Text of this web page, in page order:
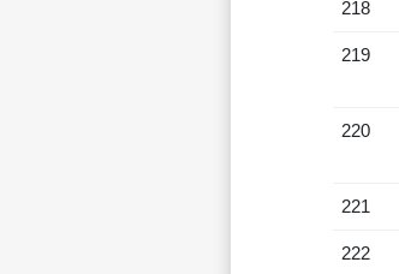
218
219
220
221
222